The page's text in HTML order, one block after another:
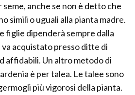
anche se non è detto che
simili o uguali alla pianta madre.
figlie dipenderà sempre dalla
va acquistato presso ditte di
affidabili. Un altro metodo di
è per talea. Le talee sono
più vigorosi della pianta.